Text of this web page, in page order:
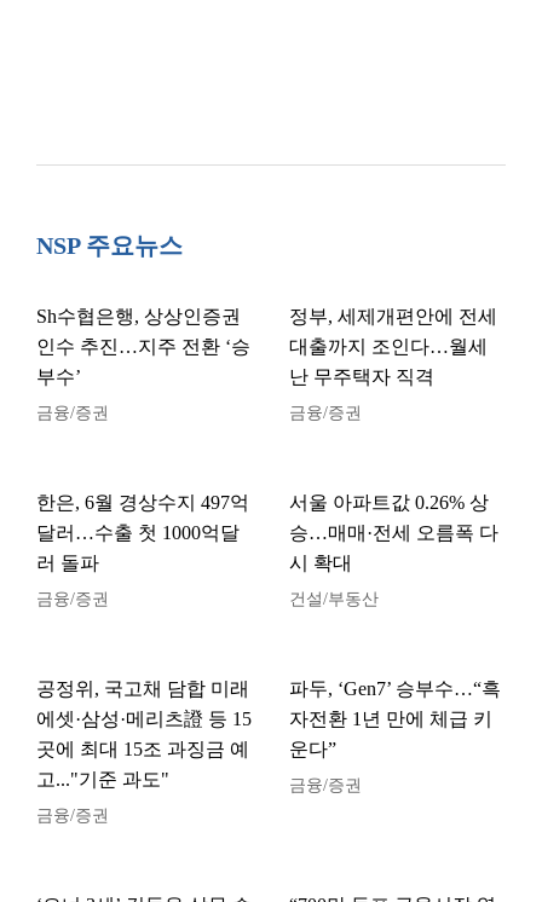
NSP 주요뉴스
Sh수협은행, 상상인증권
인수 추진…지주 전환 ‘승
부수’
금융/증권
정부, 세제개편안에 전세
대출까지 조인다…월세
난 무주택자 직격
금융/증권
한은, 6월 경상수지 497억
달러…수출 첫 1000억달
러 돌파
금융/증권
서울 아파트값 0.26% 상
승…매매·전세 오름폭 다
시 확대
건설/부동산
공정위, 국고채 담합 미래
에셋·삼성·메리츠證 등 15
곳에 최대 15조 과징금 예
고..."기준 과도"
금융/증권
파두, ‘Gen7’ 승부수…“흑
자전환 1년 만에 체급 키
운다”
금융/증권